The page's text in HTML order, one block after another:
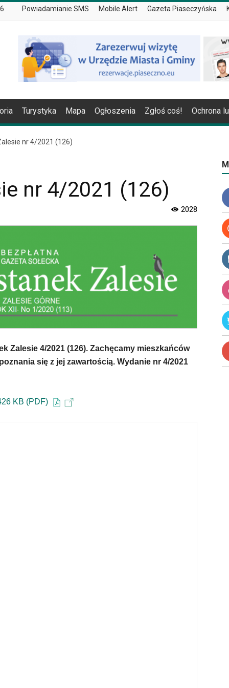
Powiadamianie SMS Mobile Alert Gazeta Piaseczyńska
Turystyka Mapa Ogłoszenia Zgłoś coś! Ochrona
nr 4/2021 (126)
nr 4/2021 (126)
2028
Zalesie 4/2021 (126). Zachęcamy mieszkańców
się z jej zawartością. Wydanie nr 4/2021
KB (PDF)